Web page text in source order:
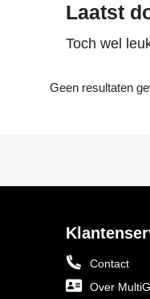
Laatst
Toch wel
Geen resultaten
Contact
Over